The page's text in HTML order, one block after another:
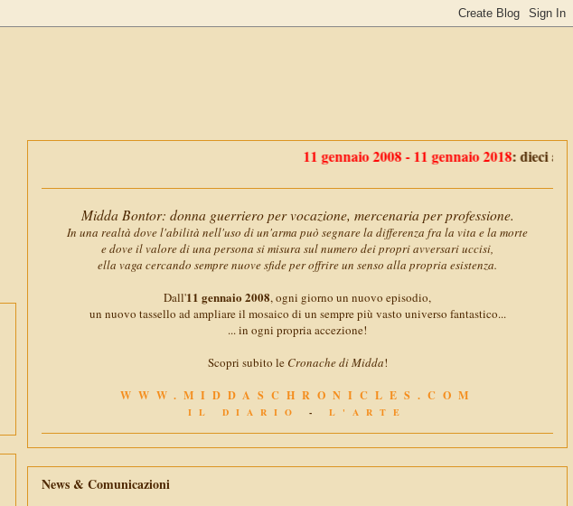
11 gennaio 2008 - 11 gennaio 2018: dieci anni con
Midda Bontor: donna guerriero per vocazione, mercenaria per professione.
In una realtà dove l'abilità nell'uso di un'arma può segnare la differenza fra la vita e la morte
e dove il valore di una persona si misura sul numero dei propri avversari uccisi,
ella vaga cercando sempre nuove sfide per offrire un senso alla propria esistenza.
Dall'11 gennaio 2008, ogni giorno un nuovo episodio,
un nuovo tassello ad ampliare il mosaico di un sempre più vasto universo fantastico...
... in ogni propria accezione!
Scopri subito le Cronache di Midda!
WWW.MIDDASCHRONICLES.COM
IL DIARIO - L'ARTE
News & Comunicazioni